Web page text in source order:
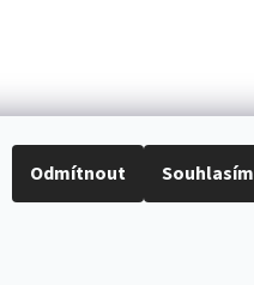
Odmítnout Souhlasím